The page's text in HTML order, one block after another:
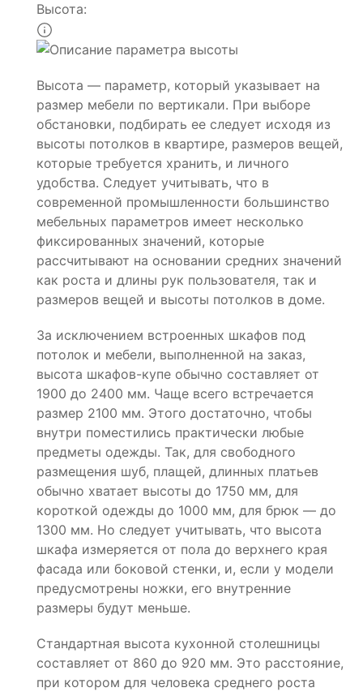
Высота:
Высота — параметр, который указывает на
размер мебели по вертикали. При выборе
обстановки, подбирать ее следует исходя из
высоты потолков в квартире, размеров вещей,
которые требуется хранить, и личного
удобства. Следует учитывать, что в
современной промышленности большинство
мебельных параметров имеет несколько
фиксированных значений, которые
рассчитывают на основании средних значений
как роста и длины рук пользователя, так и
размеров вещей и высоты потолков в доме.
За исключением встроенных шкафов под
потолок и мебели, выполненной на заказ,
высота шкафов-купе обычно составляет от
1900 до 2400 мм. Чаще всего встречается
размер 2100 мм. Этого достаточно, чтобы
внутри поместились практически любые
предметы одежды. Так, для свободного
размещения шуб, плащей, длинных платьев
обычно хватает высоты до 1750 мм, для
короткой одежды до 1000 мм, для брюк — до
1300 мм. Но следует учитывать, что высота
шкафа измеряется от пола до верхнего края
фасада или боковой стенки, и, если у модели
предусмотрены ножки, его внутренние
размеры будут меньше.
Стандартная высота кухонной столешницы
составляет от 860 до 920 мм. Это расстояние,
при котором для человека среднего роста